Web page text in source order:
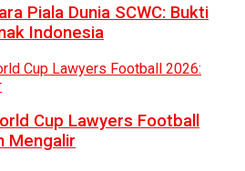
Piala Dunia SCWC: Bukti
Indonesia
Cup Lawyers Football
Mengalir